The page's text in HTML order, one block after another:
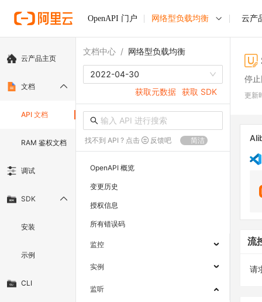
OpenAPI 门户 网络型负载均衡 云产
云产品主页
文档
API 文档
RAM 鉴权文档
调试
SDK
安装
示例
CLI
文档中心 / 网络型负载均衡
2022-04-30
获取元数据 获取 SDK
找不到 API ? 点击 反馈吧 简洁
OpenAPI 概览
变更历史
授权信息
所有错误码
监控
实例
监听
停
更新
流
请